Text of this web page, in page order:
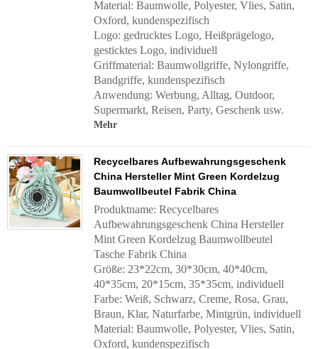
Material: Baumwolle, Polyester, Vlies, Satin,
Oxford, kundenspezifisch
Logo: gedrucktes Logo, Heißprägelogo,
gesticktes Logo, individuell
Griffmaterial: Baumwollgriffe, Nylongriffe,
Bandgriffe, kundenspezifisch
Anwendung: Werbung, Alltag, Outdoor,
Supermarkt, Reisen, Party, Geschenk usw.
Mehr
Recycelbares Aufbewahrungsgeschenk
China Hersteller Mint Green Kordelzug
Baumwollbeutel Fabrik China
Produktname: Recycelbares
Aufbewahrungsgeschenk China Hersteller
Mint Green Kordelzug Baumwollbeutel
Tasche Fabrik China
Größe: 23*22cm, 30*30cm, 40*40cm,
40*35cm, 20*15cm, 35*35cm, individuell
Farbe: Weiß, Schwarz, Creme, Rosa, Grau,
Braun, Klar, Naturfarbe, Mintgrün, individuell
Material: Baumwolle, Polyester, Vlies, Satin,
Oxford, kundenspezifisch